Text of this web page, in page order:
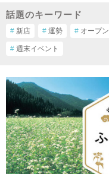
話題のキーワード
# 新店 # 運勢 # オープン
# 週末イベント